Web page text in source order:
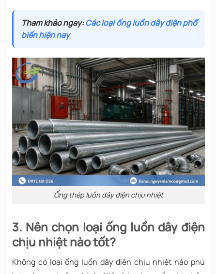
Tham khảo ngay:Các loại ống luồn dây điện phổ
biến hiện nay
Ống thép luồn dây điện chịu nhiệt
3. Nên chọn loại ống luồn dây điện
chịu nhiệt nào tốt?
Không có loại ống luồn dây điện chịu nhiệt nào phù